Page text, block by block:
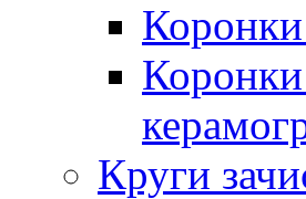
Круги